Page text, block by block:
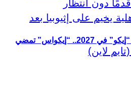
إطلاق العملة الموحدة “إيكو” في 2027.. “إيكواس” تمضي